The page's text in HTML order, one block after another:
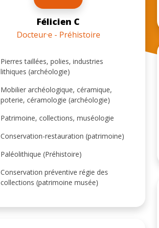
Félicien C
Docteur·e - Préhistoire
Pierres taillées, polies, industries
lithiques (archéologie)
Mobilier archéologique, céramique,
poterie, céramologie (archéologie)
Patrimoine, collections, muséologie
Conservation-restauration (patrimoine)
Paléolithique (Préhistoire)
Conservation préventive régie des
collections (patrimoine musée)